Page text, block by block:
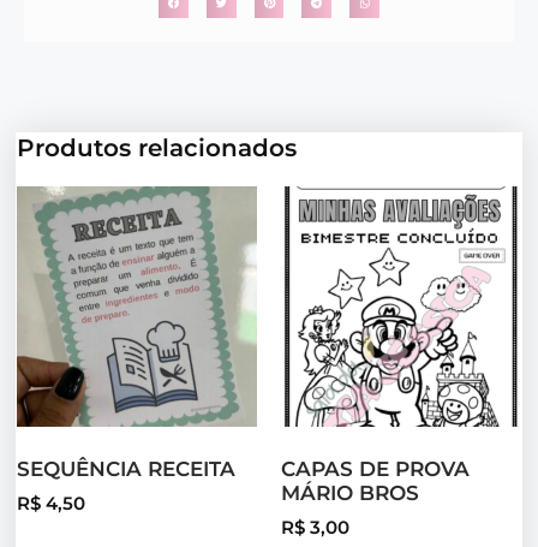
Produtos relacionados
SEQUÊNCIA RECEITA
R$ 4,50
CAPAS DE PROVA
MÁRIO BROS
R$ 3,00